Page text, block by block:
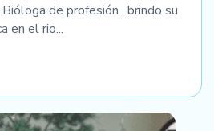
de profesión , brindo su
en el rio...